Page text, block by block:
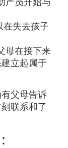
产员开始与
失去孩子
母在接下来
立起属于
父母告诉
联系和了